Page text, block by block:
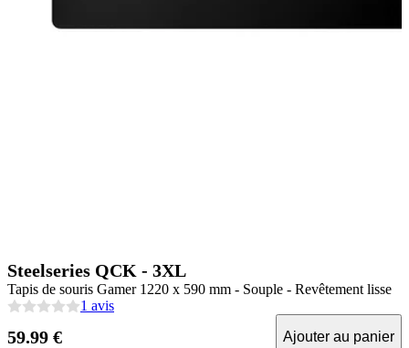
Steelseries QCK - 3XL
Tapis de souris Gamer 1220 x 590 mm - Souple - Revêtement lisse
1 avis
59.99 €
Ajouter au panier